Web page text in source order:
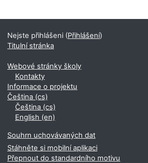
Bloky
Nejste přihlášeni (Přihlášení)
Titulní stránka
Webové stránky školy
Kontakty
Informace o projektu
Čeština ‎(cs)‎
Čeština ‎(cs)‎
English ‎(en)‎
Souhrn uchovávaných dat
Stáhněte si mobilní aplikaci
Přepnout do standardního motivu